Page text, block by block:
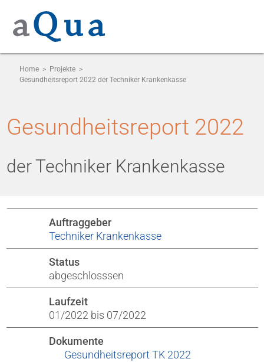
Home > Projekte >
Gesundheitsreport 2022 der Techniker Krankenkasse
Gesundheitsreport 2022
der Techniker Krankenkasse
Auftraggeber
Techniker Krankenkasse
Status
abgeschlosssen
Laufzeit
01/2022 bis 07/2022
Dokumente
Gesundheitsreport TK 2022